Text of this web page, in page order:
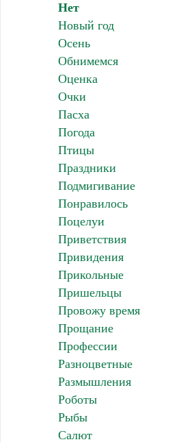
Нет
Новый год
Осень
Обнимемся
Оценка
Очки
Пасха
Погода
Птицы
Праздники
Подмигивание
Понравилось
Поцелуи
Приветствия
Привидения
Прикольные
Пришельцы
Провожу время
Прощание
Профессии
Разноцветные
Размышления
Роботы
Рыбы
Салют